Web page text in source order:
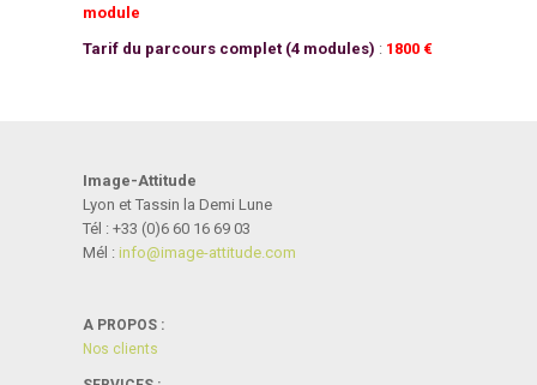
module
Tarif du parcours complet (4 modules) : 1800 €
Image-Attitude
Lyon et Tassin la Demi Lune
Tél : +33 (0)6 60 16 69 03
Mél : info@i­mage-atti­tude.com
A PROPOS :
Nos clients